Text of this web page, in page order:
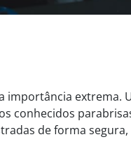
importância extrema.
conhecidos
de forma